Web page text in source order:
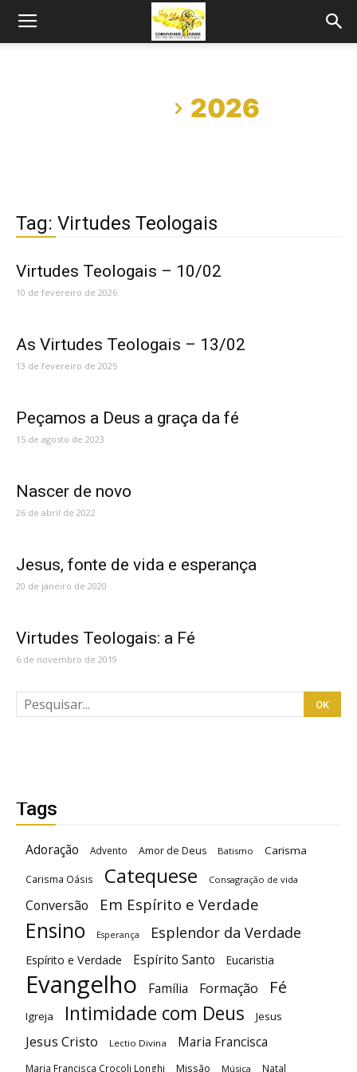
2026
Tag: Virtudes Teologais
Virtudes Teologais – 10/02
10 de fevereiro de 2026
As Virtudes Teologais – 13/02
13 de fevereiro de 2025
Peçamos a Deus a graça da fé
15 de agosto de 2023
Nascer de novo
26 de abril de 2022
Jesus, fonte de vida e esperança
20 de janeiro de 2020
Virtudes Teologais: a Fé
6 de novembro de 2019
Tags
Adoração Advento Amor de Deus Batismo Carisma
Carisma Oásis Catequese Consagração de vida
Conversão Em Espírito e Verdade
Ensino Esperança Esplendor da Verdade
Espírito e Verdade Espírito Santo Eucaristia
Evangelho Família Formação Fé
Igreja Intimidade com Deus Jesus
Jesus Cristo Lectio Divina Maria Francisca
Maria Francisca Crocoli Longhi Missão Música Natal